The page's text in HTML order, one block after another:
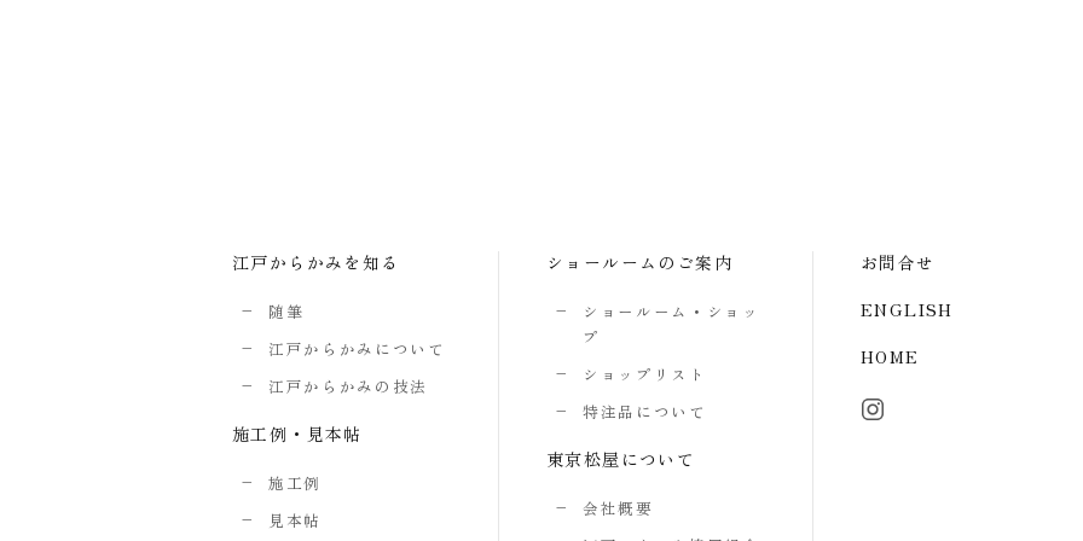
江戸からかみを知る
随筆
江戸からかみについて
江戸からかみの技法
施工例・見本帖
施工例
見本帖
ショールームのご案内
ショールーム・ショッ
プ
ショップリスト
特注品について
東京松屋について
会社概要
お問合せ
ENGLISH
HOME